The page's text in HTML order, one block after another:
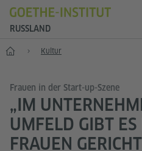
RUSSLAND
Start Kultur
Frauen in der Start-up-Szene
„IM
UMFELD GIBT ES
FRAUEN